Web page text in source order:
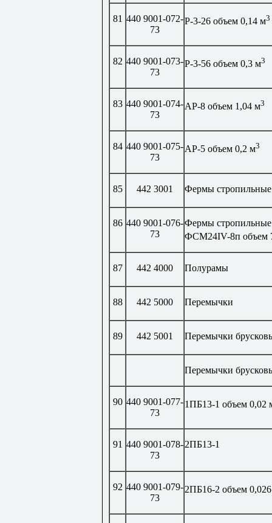
81 440 9001-072-
73
Р-3-26 объем 0,14 м3
82 440 9001-073-
73
Р-3-56 объем 0,3 м3
83 440 9001-074-
73
АР-8 объем 1,04 м3
84 440 9001-075-
73
АР-5 объем 0,2 м3
85 442 3001 Фермы стропильные
86 440 9001-076-
73
Фермы стропильные
ФСМ24IV-8п объем
87 442 4000 Полурамы
88 442 5000 Перемычки
89 442 5001 Перемычки
Перемычки
90 440 9001-077-
73
1ПБ13-1 объем 0,02
91 440 9001-078-
73
2ПБ13-1
92 440 9001-079-
73
2ПБ16-2 объем